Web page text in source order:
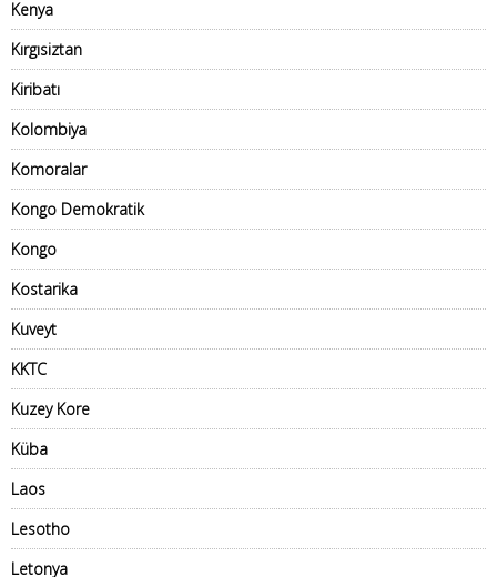
Kenya
Kırgısiztan
Kiribatı
Kolombiya
Komoralar
Kongo Demokratik
Kongo
Kostarika
Kuveyt
KKTC
Kuzey Kore
Küba
Laos
Lesotho
Letonya